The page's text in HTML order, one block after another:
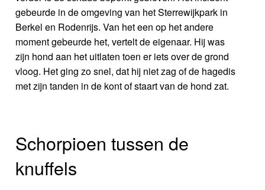
gebeurde in de omgeving van het Sterrewijkpark in
Berkel en Rodenrijs. Van het een op het andere
moment gebeurde het, vertelt de eigenaar. Hij was
zijn hond aan het uitlaten toen er iets over de grond
vloog. Het ging zo snel, dat hij niet zag of de hagedis
met zijn tanden in de kont of staart van de hond zat.
Schorpioen tussen de
knuffels